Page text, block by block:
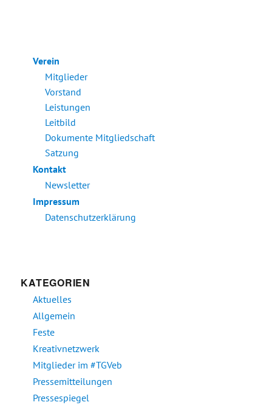
Verein
Mitglieder
Vorstand
Leistungen
Leitbild
Dokumente Mitgliedschaft
Satzung
Kontakt
Newsletter
Impressum
Datenschutzerklärung
KATEGORIEN
Aktuelles
Allgemein
Feste
Kreativnetzwerk
Mitglieder im #TGVeb
Pressemitteilungen
Pressespiegel